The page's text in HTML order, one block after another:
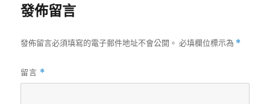
發佈留言
發佈留言必須填寫的電子郵件地址不會公開。 必填欄位標示為 *
留言 *